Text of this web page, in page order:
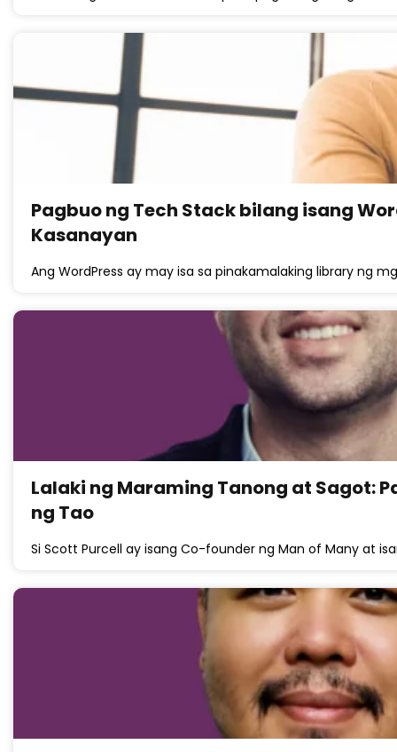
Pagbuo ng Tech Stack bilang isang
Kasanayan
Ang WordPress ay may isa sa pinakamalaking library ng
Lalaki ng Maraming Tanong at Sagot:
ng Tao
Si Scott Purcell ay isang Co-founder ng Man of Many at